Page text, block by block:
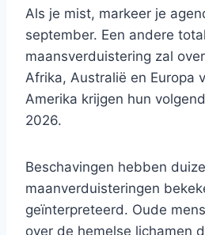
Als je mist, markeer je
september. Een andere
maansverduistering zal
Afrika, Australië en Europa
Amerika krijgen hun
2026.
Beschavingen hebben
maanverduisteringen
geïnterpreteerd. Oude
over de hemelse lichamen